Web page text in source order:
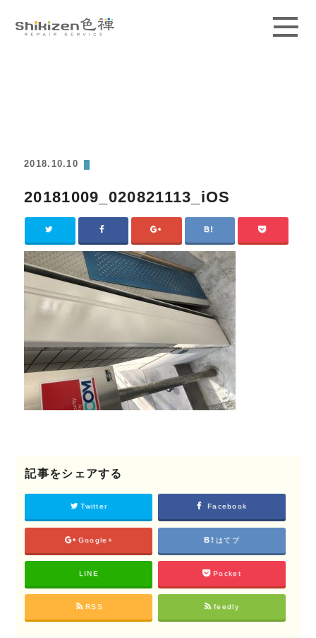
WORKS
PRICE / AREA
SCHOOL
CONTACT
ACCESS
©2018 SHIKIZEN
2018.10.10
20181009_020821113_iOS
記事をシェアする
Twitter Facebook
Google+ はてブ
LINE Pocket
RSS feedly